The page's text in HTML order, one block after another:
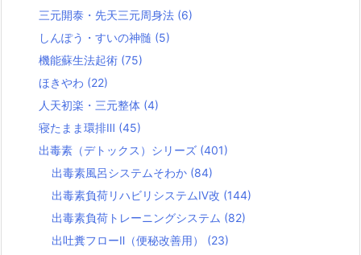
三元開泰・先天三元周身法 (6)
しんぽう・すいの神髄 (5)
機能蘇生法起術 (75)
ほきやわ (22)
人天初楽・三元整体 (4)
寝たまま環排Ⅲ (45)
出毒素（デトックス）シリーズ (401)
出毒素風呂システムそわか (84)
出毒素負荷リハビリシステムⅣ改 (144)
出毒素負荷トレーニングシステム (82)
出吐糞フローⅡ（便秘改善用） (23)